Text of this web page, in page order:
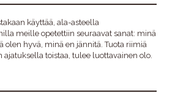
käyttää, ala-asteella
meille opetettiin seuraavat sanat: minä
olen hyvä, minä en jännitä. Tuota riimiä
toistaa, tulee luottavainen olo.